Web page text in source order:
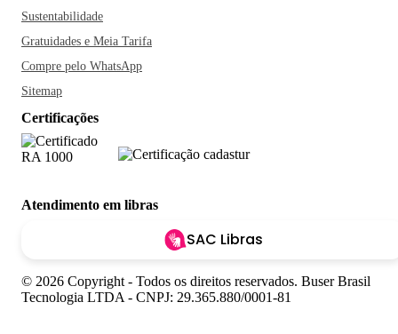
Sustentabilidade
Gratuidades e Meia Tarifa
Compre pelo WhatsApp
Sitemap
Certificações
Atendimento em libras
SAC Libras
© 2026 Copyright - Todos os direitos reservados. Buser Brasil
Tecnologia LTDA - CNPJ: 29.365.880/0001-81